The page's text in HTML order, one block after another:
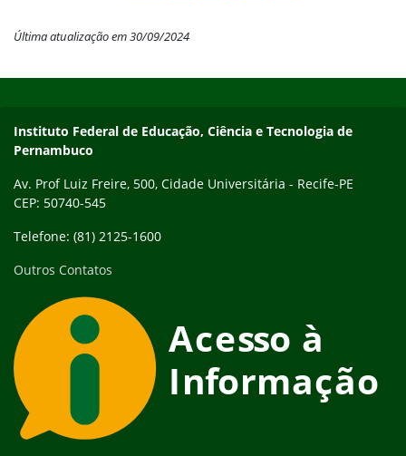
Última atualização em 30/09/2024
Instituto Federal de Educação, Ciência e Tecnologia de
Pernambuco
Av. Prof Luiz Freire, 500, Cidade Universitária - Recife-PE
CEP: 50740-545
Telefone: (81) 2125-1600
Outros Contatos